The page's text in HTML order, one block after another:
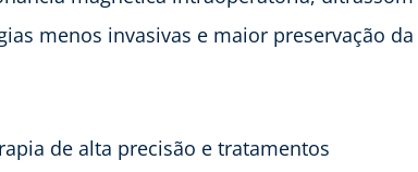
menos invasivas e maior preservação da
de alta precisão e tratamentos